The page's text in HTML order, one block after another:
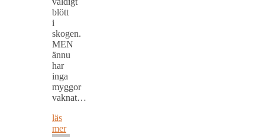
blött
i
skogen.
MEN
ännu
har
inga
myggor
vaknat…
läs
mer